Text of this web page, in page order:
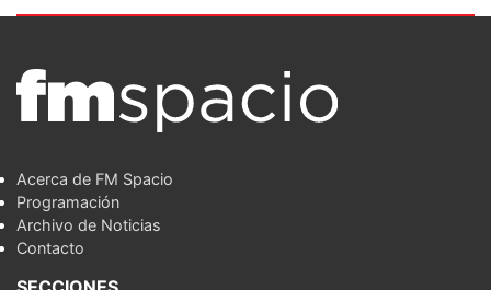
Acerca de FM Spacio
Programación
Archivo de Noticias
Contacto